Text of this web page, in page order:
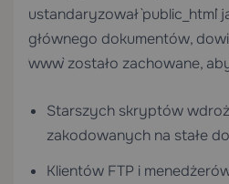
ustandaryzował `public_html`
głównego dokumentów,
`www` zostało zachowane,
Starszych skryptów
zakodowanych na stałe
Klientów FTP i